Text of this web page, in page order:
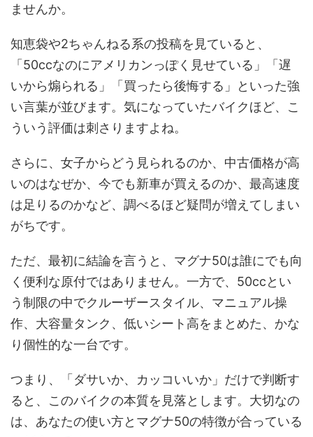
ませんか。
知恵袋や2ちゃんねる系の投稿を見ていると、
「50ccなのにアメリカンっぽく見せている」「遅
いから煽られる」「買ったら後悔する」といった強
い言葉が並びます。気になっていたバイクほど、こ
ういう評価は刺さりますよね。
さらに、女子からどう見られるのか、中古価格が高
いのはなぜか、今でも新車が買えるのか、最高速度
は足りるのかなど、調べるほど疑問が増えてしまい
がちです。
ただ、最初に結論を言うと、マグナ50は誰にでも向
く便利な原付ではありません。一方で、50ccとい
う制限の中でクルーザースタイル、マニュアル操
作、大容量タンク、低いシート高をまとめた、かな
り個性的な一台です。
つまり、「ダサいか、カッコいいか」だけで判断す
ると、このバイクの本質を見落とします。大切なの
は、あなたの使い方とマグナ50の特徴が合っている